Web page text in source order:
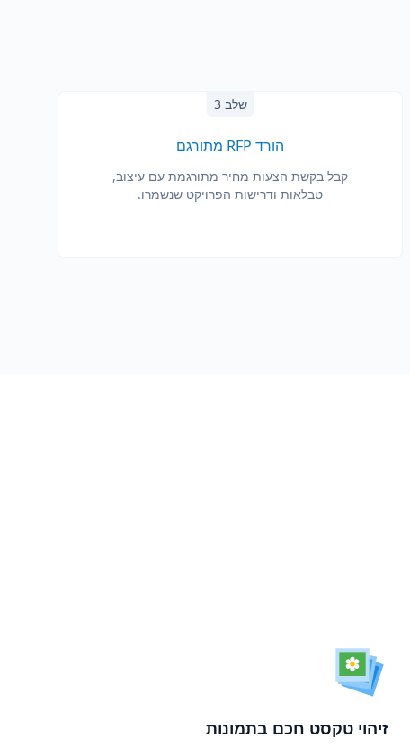
שלב 3
הורד RFP מתורגם
קבל בקשת הצעות מחיר מתורגמת עם עיצוב,
טבלאות ודרישות הפרויקט שנשמרו.
זיהוי טקסט חכם בתמונות